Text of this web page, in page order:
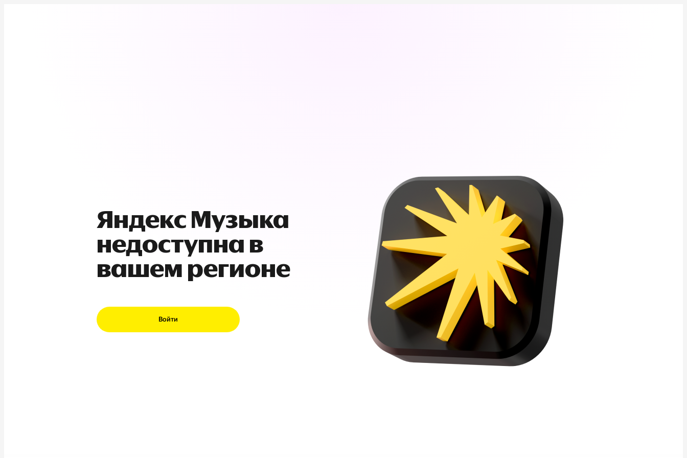
Яндекс Музыка
недоступна в
вашем регионе
Войти